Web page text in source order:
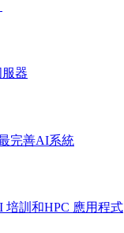
器
完善AI系統
訓和HPC 應用程式